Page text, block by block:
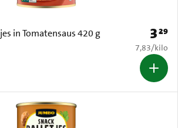
in Tomatensaus 420 g Prijs:
329
€ 7,83 per
7,83/kilo